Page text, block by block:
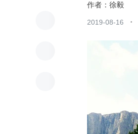
徐毅
2019-08-16